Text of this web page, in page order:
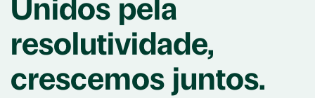
Unidos pela
resolutividade,
crescemos juntos.